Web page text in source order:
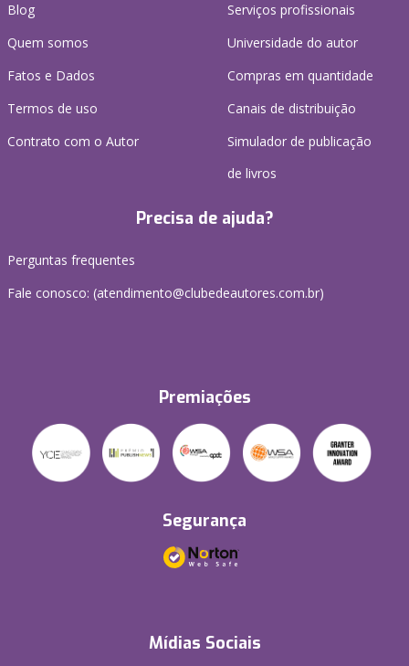
Blog
Quem somos
Fatos e Dados
Termos de uso
Contrato com o Autor
Serviços profissionais
Universidade do autor
Compras em quantidade
Canais de distribuição
Simulador de publicação
de livros
Precisa de ajuda?
Perguntas frequentes
Fale conosco: (atendimento@clubedeautores.com.br)
Premiações
Segurança
Mídias Sociais